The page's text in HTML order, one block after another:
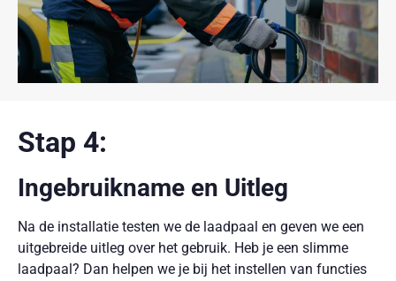
Stap 4:
Ingebruikname en Uitleg
Na de installatie testen we de laadpaal en geven we een
uitgebreide uitleg over het gebruik. Heb je een slimme
laadpaal? Dan helpen we je bij het instellen van functies